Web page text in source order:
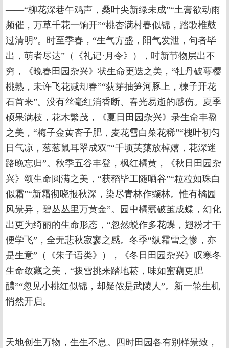
——“柳花深巷午鸡声，桑叶尖新绿未成”“土膏欲动雨
频催，万草千花一饷开”“桃杏满村春似锦，踏歌椎鼓
过清明”。时至季春，“生气方盛，阳气发泄，句者毕
出，萌者尽达”（《礼记·月令》），时新节物层出不
穷，《晚春田园杂兴》状生命更迭之美，“牡丹破萼樱
桃熟，未许飞花减却春”“荻芽抽笋河豚上，楝子开花
石首来”。没有丝毫红消香断、春光易逝的感伤。夏季
硕果满枝，花木繁茂，《夏日田园杂兴》录生命丰盈
之美，“梅子金黄杏子肥，麦花雪白菜花稀”“槐叶初匀
日气凉，葱葱鼠耳翠成双”“千顷芙蕖放棹嬉，花深迷
路晚忘归”。秋季五谷丰登，枫红橘黄，《秋日田园杂
兴》颂生命圆满之美，“获稻毕工随晒谷”“粒粒如珠白
似霜”“新霜彻晓报秋深，染尽青林作缬林。惟有橘园
风景异，碧丛丛里万黄金”。园中橘蠹破茧成蝶，幻化
出更为绮丽的生命形态，“忽然蜕作多花蝶，翅粉才干
便学飞”，全无悲秋寂寥之感。冬季“纵霜雪之惨，亦
是生意”（《朱子语类》），《冬日田园杂兴》叹寒冬
生命敛藏之美，“拨雪挑来踏地菘，味如蜜藕更肥
醲”“忽见小桃红似锦，却疑侬是武陵人”。新一轮生机
悄然开启。
天地创生万物，生生不息。四时田园各有别样景致，